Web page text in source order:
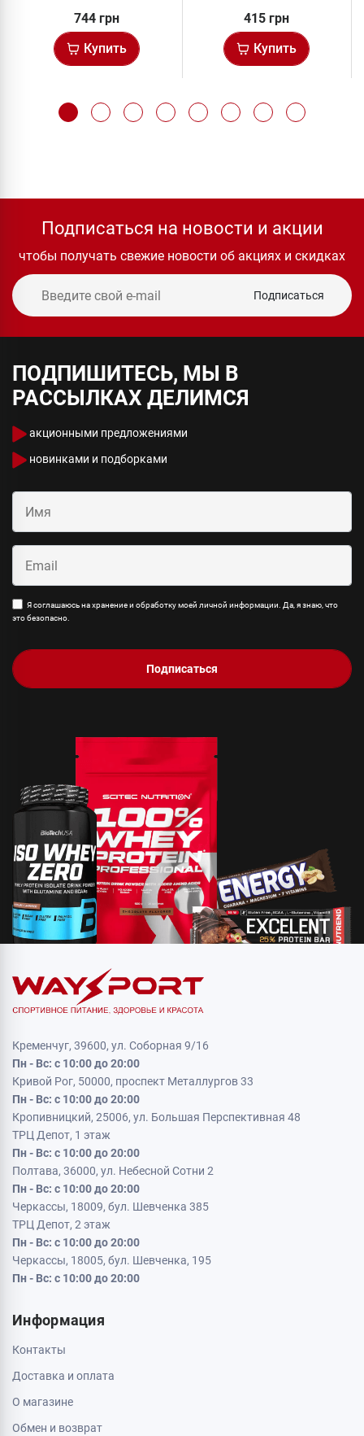
744 грн
Купить
415 грн
Купить
Подписаться на новости и акции
чтобы получать свежие новости об акциях и скидках
Подписаться
ПОДПИШИТЕСЬ, МЫ В
РАССЫЛКАХ ДЕЛИМСЯ
акционными предложениями
новинками и подборками
Я соглашаюсь на хранение и обработку моей личной информации. Да, я знаю, что
это безопасно.
Подписаться
Кременчуг, 39600, ул. Соборная 9/16
Пн - Вс: с 10:00 до 20:00
Кривой Рог, 50000, проспект Металлургов 33
Пн - Вс: с 10:00 до 20:00
Кропивницкий, 25006, ул. Большая Перспективная 48
ТРЦ Депот, 1 этаж
Пн - Вс: с 10:00 до 20:00
Полтава, 36000, ул. Небесной Сотни 2
Пн - Вс: с 10:00 до 20:00
Черкассы, 18009, бул. Шевченка 385
ТРЦ Депот, 2 этаж
Пн - Вс: с 10:00 до 20:00
Черкассы, 18005, бул. Шевченка, 195
Пн - Вс: с 10:00 до 20:00
Информация
Контакты
Доставка и оплата
О магазине
Обмен и возврат